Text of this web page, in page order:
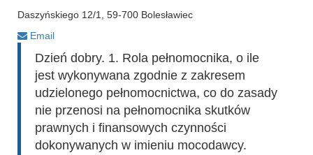
Daszyńskiego 12/1, 59-700 Bolesławiec
Email
Dzień dobry. 1. Rola pełnomocnika, o ile
jest wykonywana zgodnie z zakresem
udzielonego pełnomocnictwa, co do zasady
nie przenosi na pełnomocnika skutków
prawnych i finansowych czynności
dokonywanych w imieniu mocodawcy.